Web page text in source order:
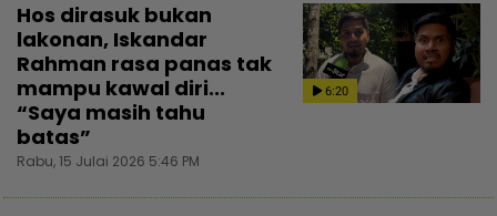
6:20
Hos dirasuk bukan
lakonan, Iskandar
Rahman rasa panas tak
mampu kawal diri...
“Saya masih tahu
batas”
Rabu, 15 Julai 2026 5:46 PM